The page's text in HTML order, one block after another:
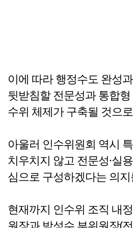
이에 따라 행정수도 완성
뒷받침할 전문성과 통합
수위 체제가 구축될 것으
아울러 인수위원회 역시
치우치지 않고 전문성·실
심으로 구성하겠다는 의
현재까지 인수위 조직 내